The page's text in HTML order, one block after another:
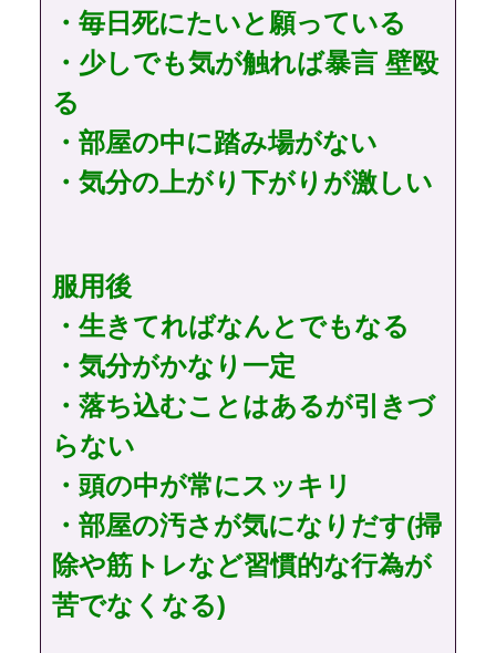
・毎日死にたいと願っている
・少しでも気が触れば暴言 壁殴
る
・部屋の中に踏み場がない
・気分の上がり下がりが激しい
服用後
・生きてればなんとでもなる
・気分がかなり一定
・落ち込むことはあるが引きづ
らない
・頭の中が常にスッキリ
・部屋の汚さが気になりだす(掃
除や筋トレなど習慣的な行為が
苦でなくなる)